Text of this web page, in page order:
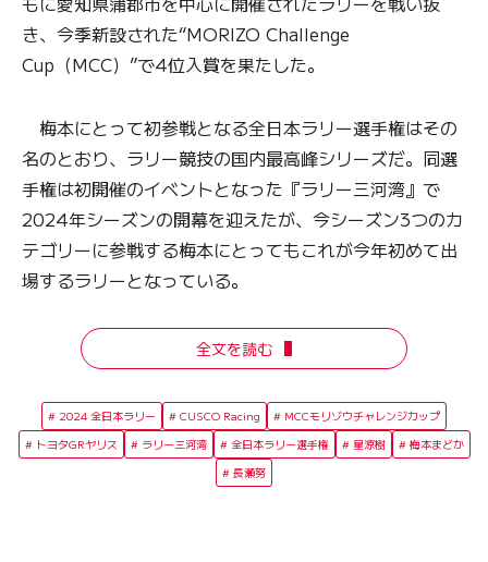
き、今季新設された“MORIZO Challenge
Cup（MCC）”で4位入賞を果たした。
梅本にとって初参戦となる全日本ラリー選手権はその
名のとおり、ラリー競技の国内最高峰シリーズだ。同選
手権は初開催のイベントとなった『ラリー三河湾』で
2024年シーズンの開幕を迎えたが、今シーズン3つのカ
テゴリーに参戦する梅本にとってもこれが今年初めて出
場するラリーとなっている。
全文を読む
2024 全日本ラリー CUSCO Racing
MCCモリゾウチャレンジカップ
トヨタGRヤリス
ラリー三河湾 全日本ラリー選手権 星涼樹
梅本まどか
長瀬努